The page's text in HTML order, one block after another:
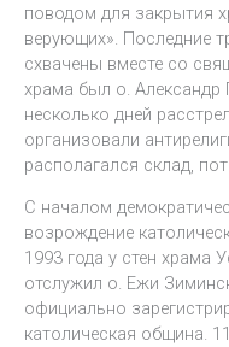
поводом для закрытия
верующих». Последние
схвачены вместе со
храма был о. Александр
несколько дней
организовали
располагался склад,
С началом
возрождение
1993 года у стен храма
отслужил о. Ежи
официально
католическая община.